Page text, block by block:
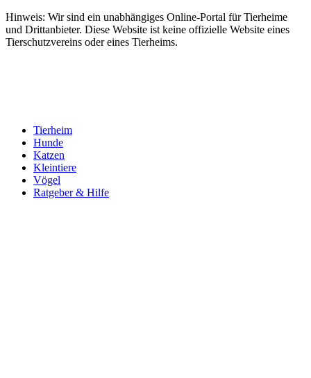
Hinweis: Wir sind ein unabhängiges Online-Portal für Tierheime
und Drittanbieter. Diese Website ist keine offizielle Website eines
Tierschutzvereins oder eines Tierheims.
Tierheim
Hunde
Katzen
Kleintiere
Vögel
Ratgeber & Hilfe